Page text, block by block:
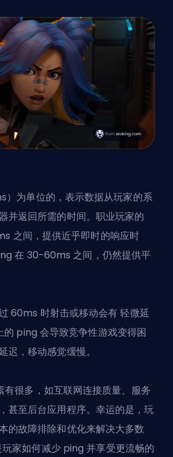
）为单位的，表示数据从玩家的系
并返回所需的时间。职业玩家的
之间，提供近乎即时的响应时
在 30-60ms 之间，仍然提供平
60ms 时射击或移动会有轻微延
的 ping 会导致竞争性游戏变得困
迟，移动感觉缓慢。
很多，如互联网连接质量、服务
甚至后台应用程序。幸运的是，玩
的故障排除和优化来解决大多数
家如何减少 ping 并享受更流畅的